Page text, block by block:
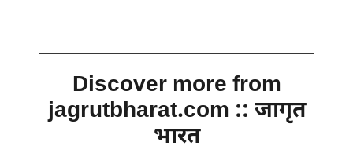
Discover more from
jagrutbharat.com :: जागृत
भारत